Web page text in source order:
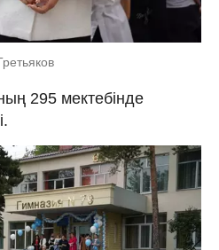
295 мектебінде